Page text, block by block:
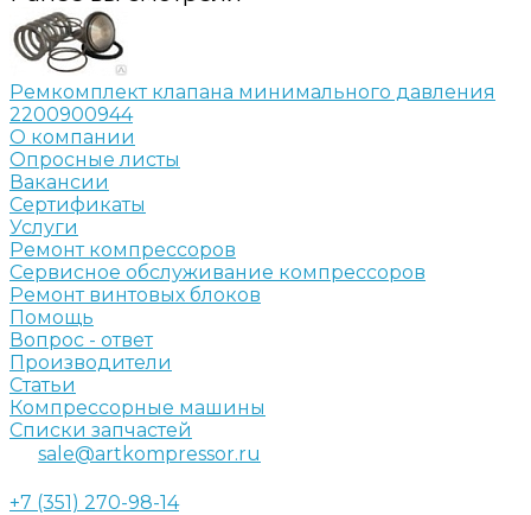
Ремкомплект клапана минимального давления
2200900944
О компании
Опросные листы
Вакансии
Сертификаты
Услуги
Ремонт компрессоров
Сервисное обслуживание компрессоров
Ремонт винтовых блоков
Помощь
Вопрос - ответ
Производители
Статьи
Компрессорные машины
Списки запчастей
sale@artkompressor.ru
+7 (351) 270-98-14